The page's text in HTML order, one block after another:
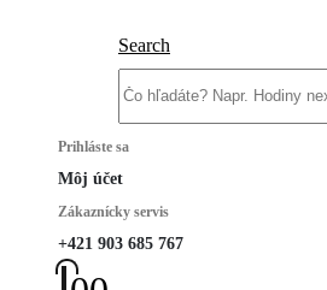
Search
Prihláste sa
Môj účet
Zákaznícky servis
+421 903 685 767